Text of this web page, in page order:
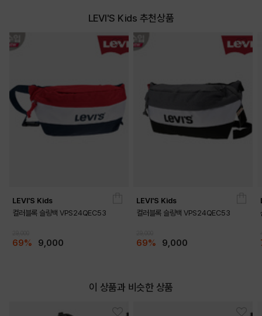
LEVI'S Kids 추천상품
LEVI'S Kids
컬러블록 슬링백 VPS24QEC53
69% 9,000
LEVI'S Kids
컬러블록 슬링백 VPS24QEC53
69% 9,000
이 상품과 비슷한 상품